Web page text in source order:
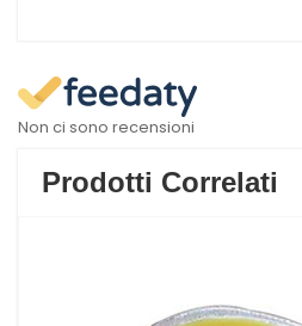
Non ci sono recensioni
Prodotti Correlati